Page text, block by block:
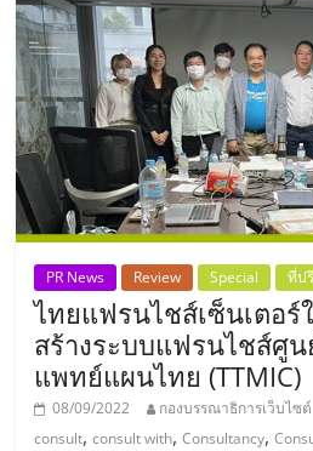
พัฒนา
ระบบ
แฟ
รน
ไชส์"
"ศูนย์
รวม
PR News Review Special ที่ป
ไทยแฟรนไชส์เซ็นเตอร์
สร้างระบบแฟรนไชส์ศู
แพทย์แผนไทย (TTMIC)
08/09/2022 กองบรรณาธิการเว็บไซต์
consult,consult with,Consultancy,